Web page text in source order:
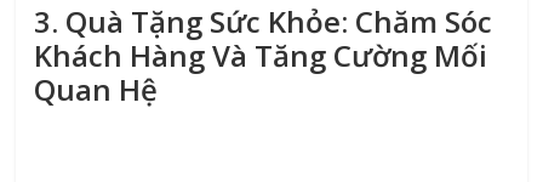
3. Quà Tặng Sức Khỏe: Chăm Sóc
Khách Hàng Và Tăng Cường Mối
Quan Hệ